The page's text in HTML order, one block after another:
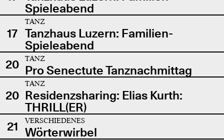
Spieleabend
17
TANZ
Tanzhaus Luzern: Familien-
Spieleabend
20
TANZ
Pro Senectute Tanznachmittag
20
TANZ
Residenzsharing: Elias Kurth:
THRILL(ER)
21
VERSCHIEDENES
Wörterwirbel